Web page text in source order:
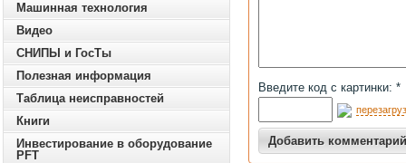
Введите код с картинки: *
Машинная технология
Видео
СНИПЫ и ГосТы
Полезная информация
Таблица неисправностей
Книги
Инвестирование в оборудование
PFT